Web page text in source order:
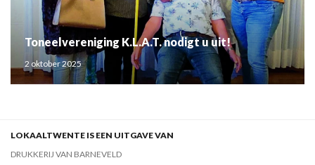
Toneelvereniging K.L.A.T. nodigt u uit!
2 oktober 2025
LOKAALTWENTE IS EEN UITGAVE VAN
DRUKKERIJ VAN BARNEVELD